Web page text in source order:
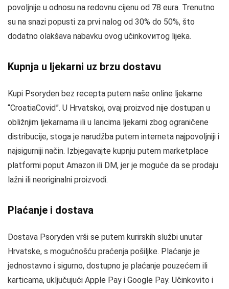
povoljnije u odnosu na redovnu cijenu od 78 eura. Trenutno
su na snazi popusti za prvi nalog od 30% do 50%, što
dodatno olakšava nabavku ovog učinkovитog lijeka.
Kupnja u ljekarni uz brzu dostavu
Kupi Psoryden bez recepta putem naše online ljekarne
“CroatiaCovid”. U Hrvatskoj, ovaj proizvod nije dostupan u
obližnjim ljekarnama ili u lancima ljekarni zbog ograničene
distribucije, stoga je narudžba putem interneta najpovoljniji i
najsigurniji način. Izbjegavajte kupnju putem marketplace
platformi poput Amazon ili DM, jer je moguće da se prodaju
lažni ili neoriginalni proizvodi.
Plaćanje i dostava
Dostava Psoryden vrši se putem kurirskih službi unutar
Hrvatske, s mogućnošću praćenja pošiljke. Plaćanje je
jednostavno i sigurno, dostupno je plaćanje pouzećem ili
karticama, uključujući Apple Pay i Google Pay. Učinkovito i